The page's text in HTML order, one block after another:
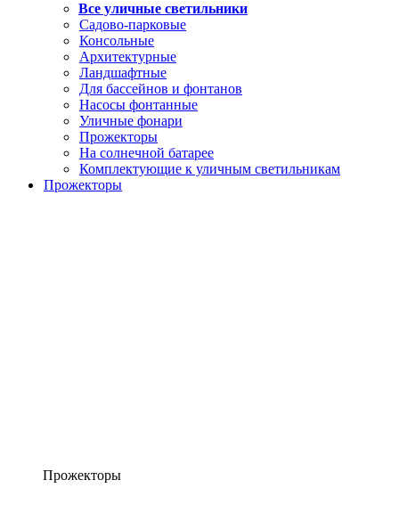
Все уличные светильники
Садово-парковые
Консольные
Архитектурные
Ландшафтные
Для бассейнов и фонтанов
Насосы фонтанные
Уличные фонари
Прожекторы
На солнечной батарее
Комплектующие к уличным светильникам
Прожекторы
Прожекторы